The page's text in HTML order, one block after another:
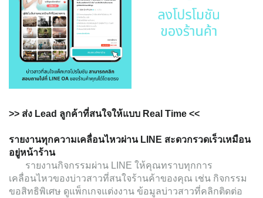
>> ส่ง Lead ลูกค้าที่สนใจให้แบบ Real Time <<
รายงานทุกความเคลื่อนไหวผ่าน LINE สะดวกรวดเร็วเหมือน
อยู่หน้าร้าน
รายงานกิจกรรมผ่าน LINE ให้คุณทราบทุกการ
เคลื่อนไหวของบ่าวสาวที่สนใจร้านค้าของคุณ เช่น กิจกรรม
ขอสิทธิพิเศษ ดูแพ็กเกจแต่งงาน ข้อมูลบ่าวสาวที่คลิกติดต่อ